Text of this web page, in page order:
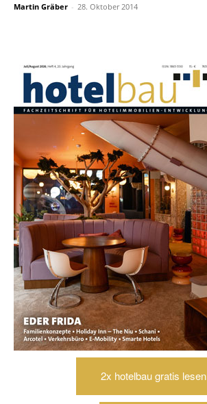
Martin Gräber - 28. Oktober 2014
2x hotelbau gratis lesen